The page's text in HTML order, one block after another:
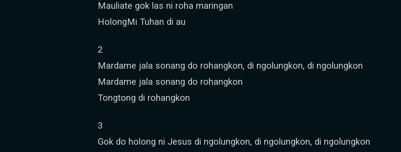
Mauliate gok las ni roha maringan
HolongMi Tuhan di au
2
Mardame jala sonang do rohangkon, di ngolungkon, di ngolungkon
Mardame jala sonang do rohangkon
Tongtong di rohangkon
3
Gok do holong ni Jesus di ngolungkon, di ngolungkon, di ngolungkon